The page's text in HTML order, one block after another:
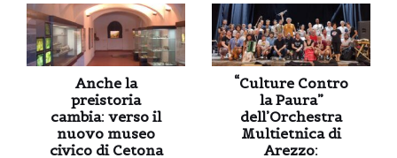
Anche la
preistoria
cambia: verso il
nuovo museo
civico di Cetona
“Culture Contro
la Paura”
dell’Orchestra
Multietnica di
Arezzo: